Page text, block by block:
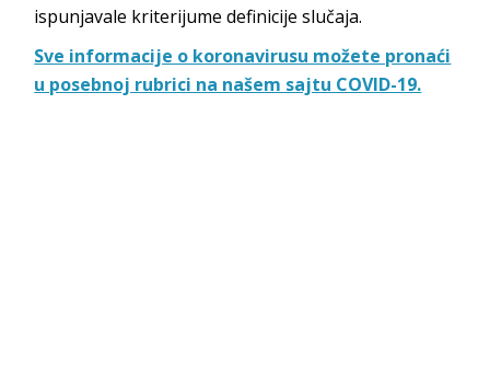
ispunjavale kriterijume definicije slučaja.
Sve informacije o koronavirusu možete pronaći
u posebnoj rubrici na našem sajtu COVID-19.